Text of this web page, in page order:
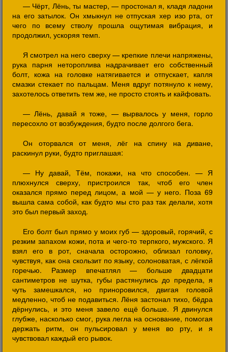
— Чёрт, Лёнь, ты мастер, — простонал я, кладя ладони
на его затылок. Он хмыкнул не отпуская хер изо рта, от
чего по всему стволу прошла ощутимая вибрация, и
продолжил, ускоряя темп.
Я смотрел на него сверху — крепкие плечи напряжены,
рука парня нетороплива надрачивает его собственный
болт, кожа на головке натягивается и отпускает, капля
смазки стекает по пальцам. Меня вдруг потянуло к нему,
захотелось ответить тем же, не просто стоять и кайфовать.
— Лёнь, давай я тоже, — вырвалось у меня, горло
пересохло от возбуждения, будто после долгого бега.
Он оторвался от меня, лёг на спину на диване,
раскинул руки, будто приглашая:
— Ну давай, Тём, покажи, на что способен. — Я
плюхнулся сверху, пристроился так, чтоб его член
оказался прямо перед лицом, а мой — у него. Поза 69
вышла сама собой, как будто мы сто раз так делали, хотя
это был первый заход.
Его болт был прямо у моих губ — здоровый, горячий, с
резким запахом кожи, пота и чего-то терпкого, мужского. Я
взял его в рот, сначала осторожно, облизал головку,
чувствуя, как она скользит по языку, солоноватая, с лёгкой
горечью. Размер впечатлял — больше двадцати
сантиметров не шутка, губы растянулись до предела, я
чуть замешкался, но приноровился, двигая головой
медленно, чтоб не подавиться. Лёня застонал тихо, бёдра
дёрнулись, и это меня завело ещё больше. Я двинулся
глубже, насколько смог, рука легла на основание, помогая
держать ритм, он пульсировал у меня во рту, и я
чувствовал каждый его рывок.